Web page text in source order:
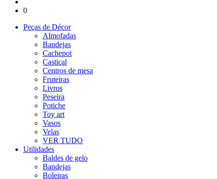
0
Peças de Décor
Almofadas
Bandejas
Cachepot
Castiçal
Centros de mesa
Fruteiras
Livros
Peseira
Potiche
Toy art
Vasos
Velas
VER TUDO
Utilidades
Baldes de gelo
Bandejas
Boleiras